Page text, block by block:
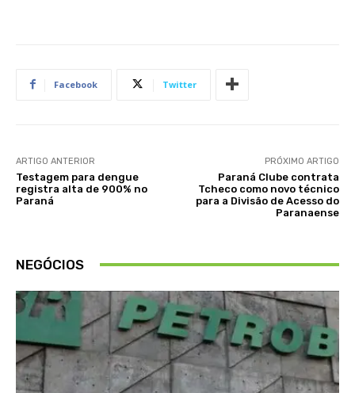
Facebook Twitter
ARTIGO ANTERIOR
Testagem para dengue
registra alta de 900% no
Paraná
PRÓXIMO ARTIGO
Paraná Clube contrata
Tcheco como novo técnico
para a Divisão de Acesso do
Paranaense
NEGÓCIOS